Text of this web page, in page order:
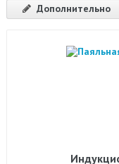
Дополнительно